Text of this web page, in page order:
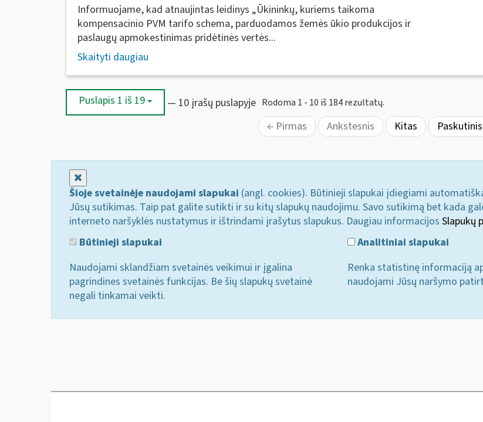
Informuojame, kad atnaujintas leidinys „Ūkininkų, kuriems taikoma
kompensacinio PVM tarifo schema, parduodamos žemės ūkio produkcijos ir
paslaugų apmokestinimas pridėtinės vertės...
Skaityti daugiau
Puslapis 1 iš 19 — 10 įrašų puslapyje Rodoma 1 - 10 iš 184 rezultatų.
← Pirmas Ankstesnis Kitas
Šioje svetainėje naudojami slapukai (angl. cookies). Būtinieji slapukai įdiegiami
Jūsų sutikimas. Taip pat galite sutikti ir su kitų slapukų naudojimu. Savo sutikimą bet kada
interneto naršyklės nustatymus ir ištrindami įrašytus slapukus. Daugiau informacijos Slapukų
Būtinieji slapukai
Naudojami sklandžiam svetainės veikimui ir įgalina
pagrindines svetainės funkcijas. Be šių slapukų svetainė
negali tinkamai veikti.
Analitiniai slapukai
Renka statistinę informaciją
naudojami Jūsų naršymo